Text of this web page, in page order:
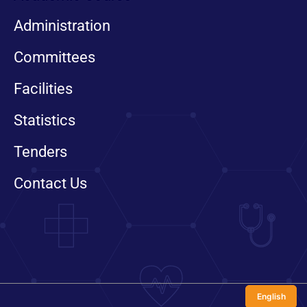
English
Administration
Committees
Facilities
Statistics
Tenders
Contact Us